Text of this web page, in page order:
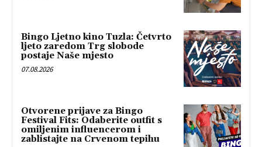
Bingo Ljetno kino Tuzla: Četvrto
ljeto zaredom Trg slobode
postaje Naše mjesto
07.08.2026
Otvorene prijave za Bingo
Festival Fits: Odaberite outfit s
omiljenim influencerom i
zablistajte na Crvenom tepihu